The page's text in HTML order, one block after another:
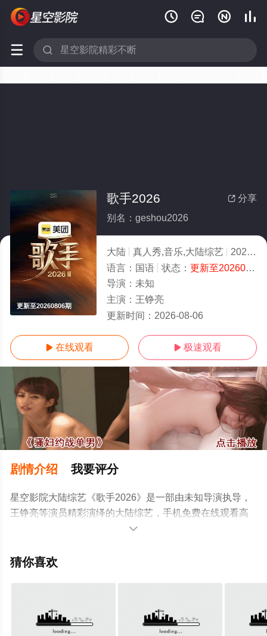
   
 
更新至20260806期
 分享
歌手2026
别名：geshou2026
大陆 真人秀,音乐,大陆综艺 2026
语言： 国语 状态： 更新至20260806期
导演： 未知
主演： 王铮亮
更新时间： 2026-08-06
 在线观看  极速观看
剧情介绍 我要评分
星空影院大陆综艺《歌手2026》是一部由未知导演执导，
王铮亮等演员精彩演绎的大陆综艺，手机免费在线观看高
清无删减完整版综艺节目就上星空电影网，更多相关信息

猜你喜欢